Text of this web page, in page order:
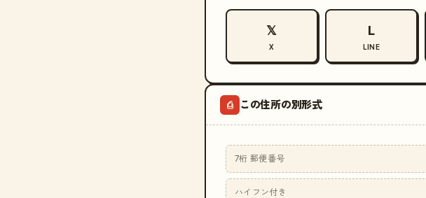
𝕏
X
L
LINE
⎙ この住所の別形式
7桁 郵便番号
ハイフン付き